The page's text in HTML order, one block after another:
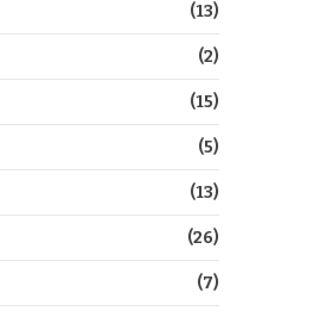
(13)
(2)
(15)
(5)
(13)
(26)
(7)